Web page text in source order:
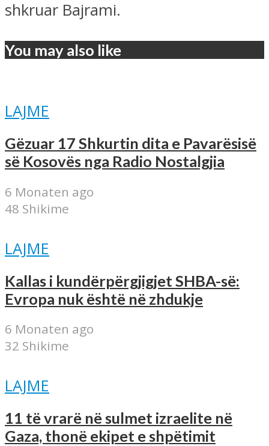
shkruar Bajrami.
You may also like
LAJME
Gëzuar 17 Shkurtin dita e Pavarësisë
së Kosovës nga Radio Nostalgjia
6 Monaten ago
48 Shikime
LAJME
Kallas i kundërpërgjigjet SHBA-së:
Evropa nuk është në zhdukje
6 Monaten ago
32 Shikime
LAJME
11 të vrarë në sulmet izraelite në
Gaza, thonë ekipet e shpëtimit